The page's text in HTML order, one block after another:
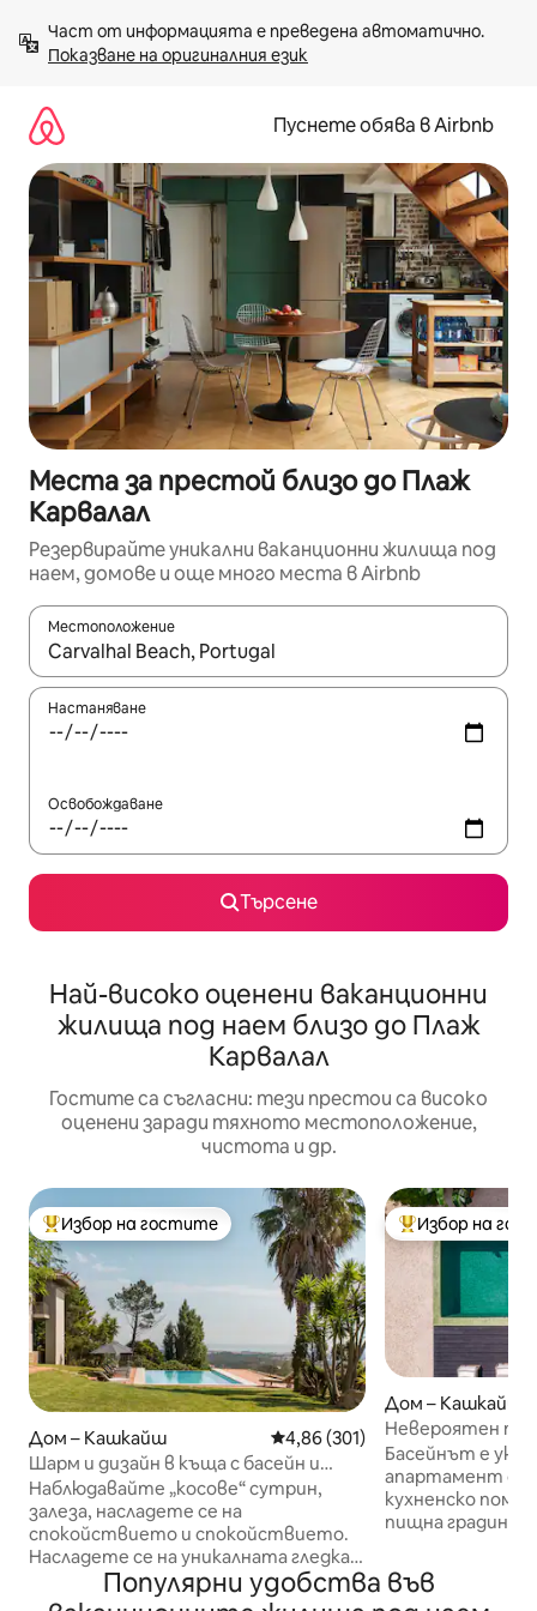
към
съдържанието
Показване на оригиналния език
Пуснете обява в Airbnb
Места за престой близо до Плаж
Карвалал
Резервирайте уникални ваканционни жилища под
наем, домове и още много места в Airbnb
Местоположение
Когато резултатите се покажат, използвайте
Настаняване
Освобождаване
Търсене
Най-високо оценени ваканционни
жилища под наем близо до Плаж
Карвалал
Гостите са съгласни: тези престои са високо
оценени заради тяхното местоположение,
чистота и др.
Най-популярен избор на гостите
Избор на гостите
Дом – Кашкайш Средна оценка: 4,86 от 5,
4,86 (301)
Шарм и дизайн в къща с басейн и
великоледен изглед към морето и
планината
Наблюдавайте „косове“ сутрин,
залеза, насладете се на
спокойствието и спокойствието.
Насладете се на уникалната гледка
към морето и планината от
частния салон, инфинити басейна,
Най-популярен
Избор на
Дом – Кашкайш
Невероятен
басейн с
Басейнът е
апартамент с
кухненско
пищна градина
почивка.
стандарт с
Популярни удобства във